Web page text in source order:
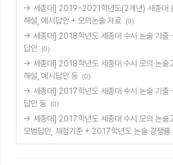
→ 세종대] 2019-2021학년도(2개년) 세종대
해설, 예시답안 + 모의논술 자료 (0)
→ 세종대] 2018학년도 세종대 수시 논술 기출
답안 (0)
→ 세종대] 2018학년도 세종대 수시 모의 논술
해설, 예시답안 등 (0)
→ 세종대] 2017학년도 세종대 수시 논술 기출
답안 등 (0)
→ 세종대] 2017학년도 세종대 수시 모의 논술
모범답안, 채점기준 + 2017학년도 논술 경쟁률